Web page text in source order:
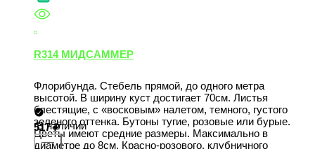
R314 МИДСАММЕР
Флорибунда. Стебель прямой, до одного метра
высотой. В ширину куст достигает 70см. Листья
блестящие, с «восковым» налетом, темного, густого
зеленого оттенка. Бутоны тугие, розовые или бурые.
Цветы имеют средние размеры. Максимально в
диаметре до 8см. Красно-розового, клубничного
В наличии
517